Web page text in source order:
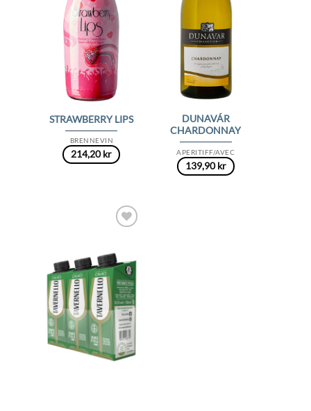
BRENNEVIN
STRAWBERRY LIPS
214,20kr APERITIFF/AVEC
DUNAVÁR
CHARDONNAY
139,90kr